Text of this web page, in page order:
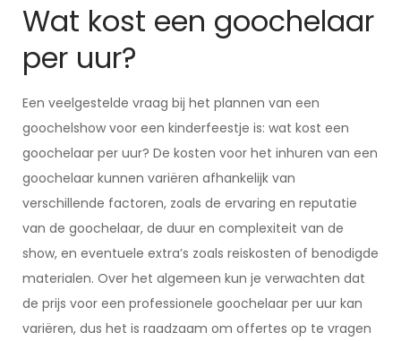
Wat kost een goochelaar
per uur?
Een veelgestelde vraag bij het plannen van een
goochelshow voor een kinderfeestje is: wat kost een
goochelaar per uur? De kosten voor het inhuren van een
goochelaar kunnen variëren afhankelijk van
verschillende factoren, zoals de ervaring en reputatie
van de goochelaar, de duur en complexiteit van de
show, en eventuele extra’s zoals reiskosten of benodigde
materialen. Over het algemeen kun je verwachten dat
de prijs voor een professionele goochelaar per uur kan
variëren, dus het is raadzaam om offertes op te vragen